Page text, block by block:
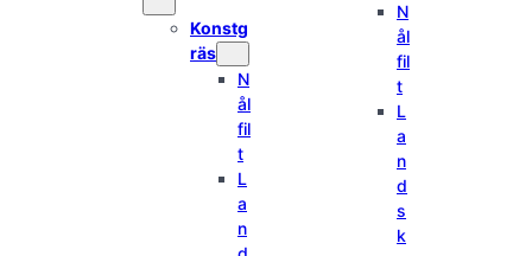
Konstg
räs
N
ål
fil
t
L
a
n
N
ål
fil
t
L
a
n
d
s
k